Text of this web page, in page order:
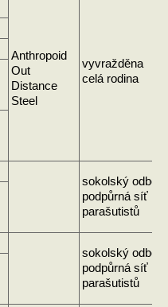
Anthropoid
Out
Distance
Steel
vyvražděna
celá rodina
sokolský odboj
podpůrná síť
parašutistů
sokolský odboj
podpůrná síť
parašutistů